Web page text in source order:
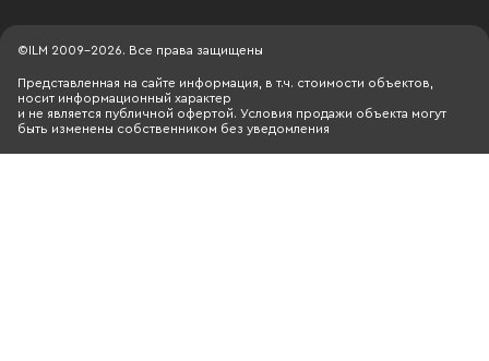
©ILM 2009-2026. Все права защищены
Представленная на сайте информация, в т.ч. стоимости объектов,
носит информационный характер
и не является публичной офертой. Условия продажи объекта могут
быть изменены собственником без уведомления